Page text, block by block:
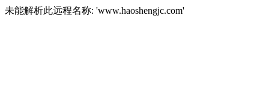
未能解析此远程名称: 'www.haoshengjc.com'